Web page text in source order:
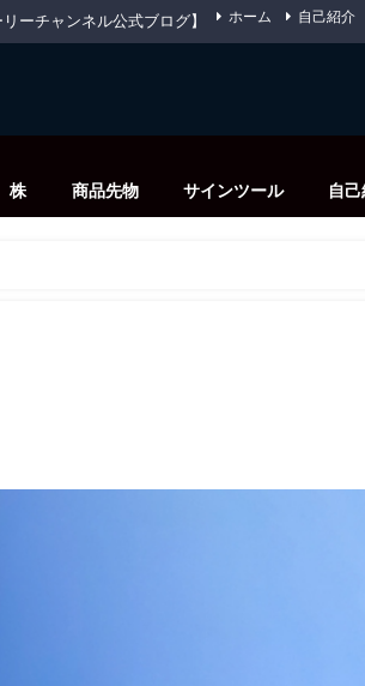
ーチャンネル公式ブログ】 ホーム 自己紹介
株 商品先物 サインツール 自